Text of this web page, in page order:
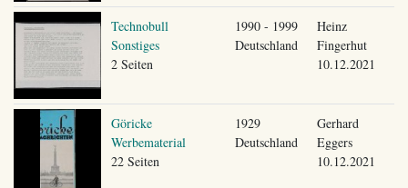
Technobull
Sonstiges
2 Seiten
1990 - 1999
Deutschland
Heinz
Fingerhut
10.12.2021
Göricke
Werbematerial
22 Seiten
1929
Deutschland
Gerhard
Eggers
10.12.2021